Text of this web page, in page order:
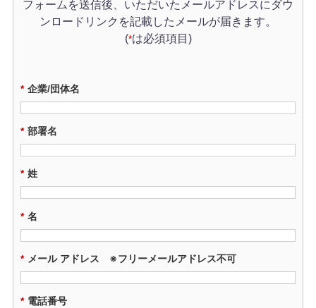
フォームを送信後、いただいたメールアドレスに ダウ
ンロードリンクを記載したメールが届きます。
(*は必須項目)
* 企業/団体名
* 部署名
* 姓
* 名
* メール アドレス ※フリーメールアドレス不可
* 電話番号